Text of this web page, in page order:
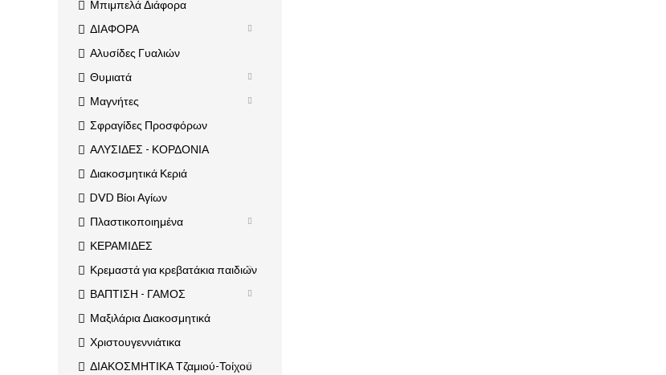
Μπιμπελά Διάφορα
ΔΙΑΦΟΡΑ
Αλυσίδες Γυαλιών
Θυμιατά
Μαγνήτες
Σφραγίδες Προσφόρων
ΑΛΥΣΙΔΕΣ - ΚΟΡΔΟΝΙΑ
Διακοσμητικά Κεριά
DVD Βίοι Αγίων
Πλαστικοποιημένα
ΚΕΡΑΜΙΔΕΣ
Κρεμαστά για κρεβατάκια παιδιών
ΒΑΠΤΙΣΗ - ΓΑΜΟΣ
Μαξιλάρια Διακοσμητικά
Χριστουγεννιάτικα
ΔΙΑΚΟΣΜΗΤΙΚΑ Τζαμιού-Τοίχου